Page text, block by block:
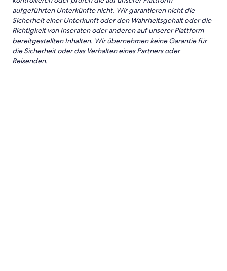
aufgeführten Unterkünfte nicht. Wir garantieren nicht die
Sicherheit einer Unterkunft oder den Wahrheitsgehalt oder die
Richtigkeit von Inseraten oder anderen auf unserer Plattform
bereitgestellten Inhalten. Wir übernehmen keine Garantie für
die Sicherheit oder das Verhalten eines Partners oder
Reisenden.